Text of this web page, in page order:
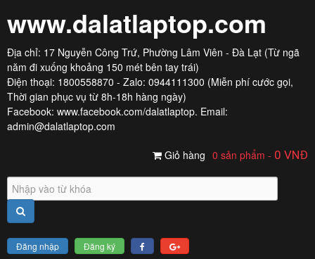
www.dalatlaptop.com
Địa chỉ: 17 Nguyễn Công Trứ, Phường Lâm Viên - Đà Lạt (Từ ngã
năm đi xuống khoảng 150 mét bên tay trái)
Điện thoại: 1800558870 - Zalo: 0944111300 (Miễn phí cước gọi,
Thời gian phục vụ từ 8h-18h hàng ngày)
Facebook: www.facebook.com/dalatlaptop. Email:
admin@dalatlaptop.com
Giỏ hàng 0 sản phẩm - 0 VNĐ
Đăng nhập Đăng ký